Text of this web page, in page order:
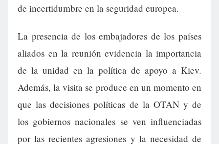
de incertidumbre en la seguridad europea.
La presencia de los embajadores de los países
aliados en la reunión evidencia la importancia
de la unidad en la política de apoyo a Kiev.
Además, la visita se produce en un momento en
que las decisiones políticas de la OTAN y de
los gobiernos nacionales se ven influenciadas
por las recientes agresiones y la necesidad de